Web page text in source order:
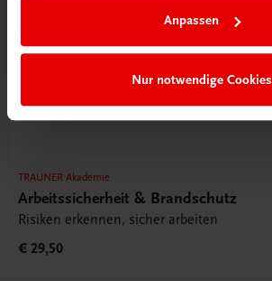
Anpassen
Nur notwendige Cookies
TRAUNER Akademie
Arbeitssicherheit & Brandschutz
Risiken erkennen, sicher arbeiten
€ 29,50